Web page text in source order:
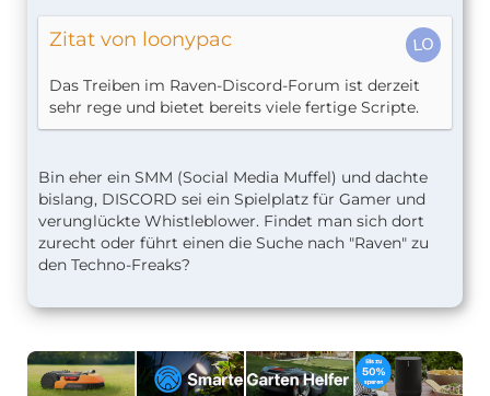
Zitat von loonypac
Das Treiben im Raven-Discord-Forum ist derzeit
sehr rege und bietet bereits viele fertige Scripte.
Bin eher ein SMM (Social Media Muffel) und dachte
bislang, DISCORD sei ein Spielplatz für Gamer und
verunglückte Whistleblower. Findet man sich dort
zurecht oder führt einen die Suche nach "Raven" zu
den Techno-Freaks?